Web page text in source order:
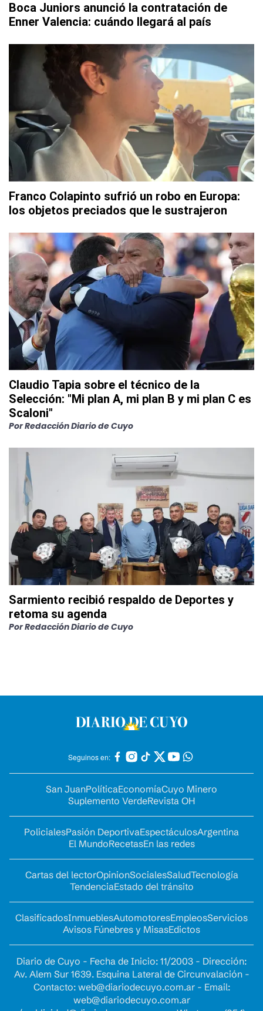
Boca Juniors anunció la contratación de
Enner Valencia: cuándo llegará al país
Franco Colapinto sufrió un robo en Europa:
los objetos preciados que le sustrajeron
Claudio Tapia sobre el técnico de la
Selección: "Mi plan A, mi plan B y mi plan C es
Scaloni"
PorRedacción Diario de Cuyo
Sarmiento recibió respaldo de Deportes y
retoma su agenda
PorRedacción Diario de Cuyo
Seguinos en:
San JuanPolíticaEconomíaCuyo Minero
Suplemento VerdeRevista OH
PolicialesPasión DeportivaEspectáculosArgentina
El MundoRecetasEn las redes
Cartas del lectorOpinionSocialesSaludTecnología
TendenciaEstado del tránsito
ClasificadosInmueblesAutomotoresEmpleosServicios
Avisos Fúnebres y MisasEdictos
Diario de Cuyo - Fecha de Inicio: 11/2003 - Dirección:
Av. Alem Sur 1639. Esquina Lateral de Circunvalación -
Contacto: web@diariodecuyo.com.ar- Email:
web@diariodecuyo.com.ar